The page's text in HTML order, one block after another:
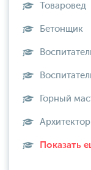
Товаровед
Бетонщик
Горный
Архитектор
Показать